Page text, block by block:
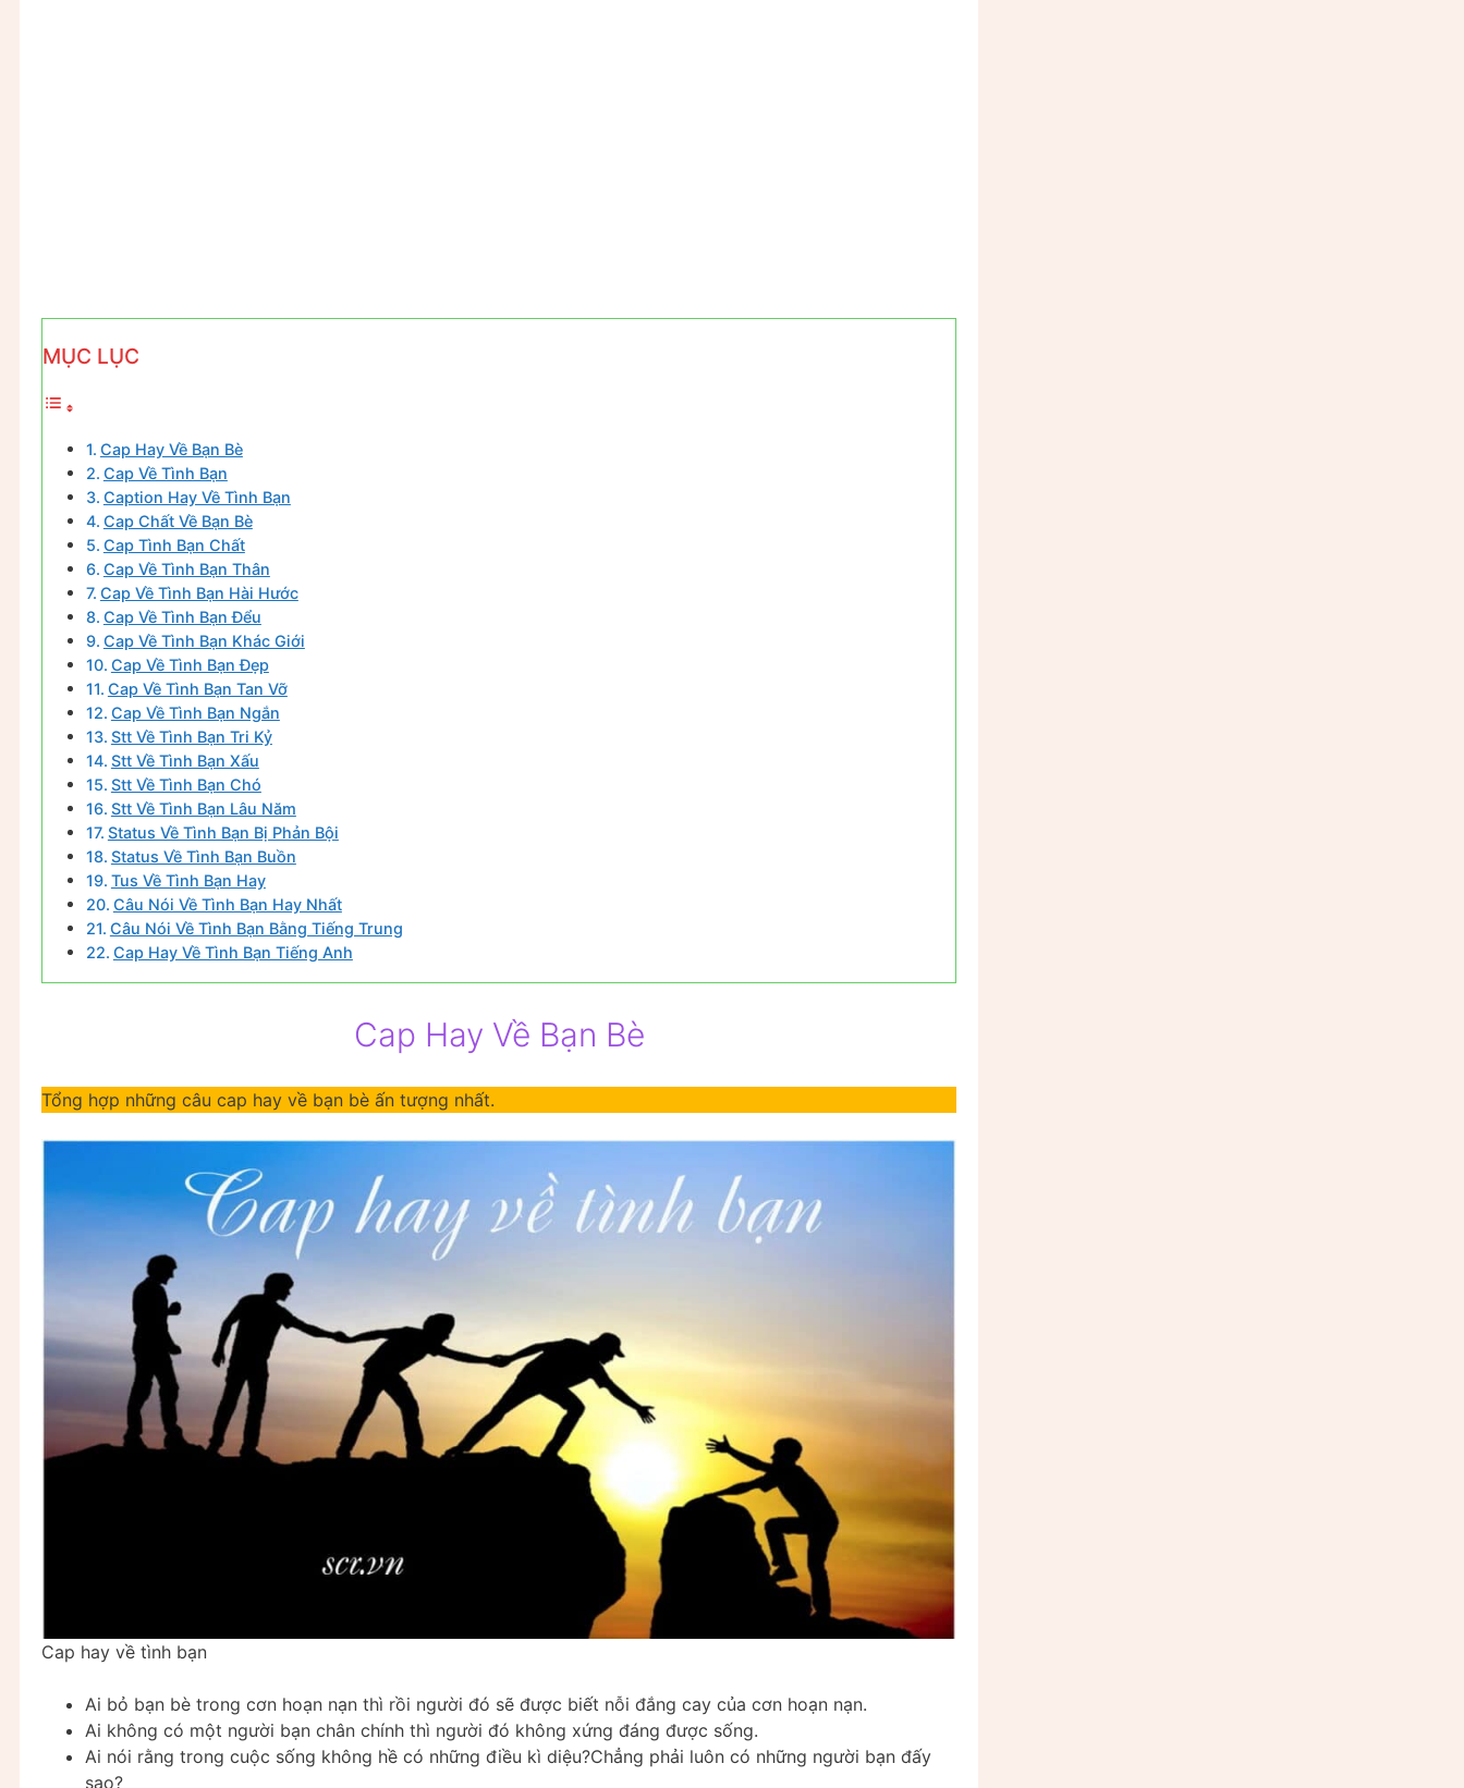
MỤC LỤC
Cap Hay Về Bạn Bè
Cap Về Tình Bạn
Caption Hay Về Tình Bạn
Cap Chất Về Bạn Bè
Cap Tình Bạn Chất
Cap Về Tình Bạn Thân
Cap Về Tình Bạn Hài Hước
Cap Về Tình Bạn Đểu
Cap Về Tình Bạn Khác Giới
Cap Về Tình Bạn Đẹp
Cap Về Tình Bạn Tan Vỡ
Cap Về Tình Bạn Ngắn
Stt Về Tình Bạn Tri Kỷ
Stt Về Tình Bạn Xấu
Stt Về Tình Bạn Chó
Stt Về Tình Bạn Lâu Năm
Status Về Tình Bạn Bị Phản Bội
Status Về Tình Bạn Buồn
Tus Về Tình Bạn Hay
Câu Nói Về Tình Bạn Hay Nhất
Câu Nói Về Tình Bạn Bằng Tiếng Trung
Cap Hay Về Tình Bạn Tiếng Anh
Cap Hay Về Bạn Bè
Tổng hợp những câu cap hay về bạn bè ấn tượng nhất.
Cap hay về tình bạn
Ai bỏ bạn bè trong cơn hoạn nạn thì rồi người đó sẽ được biết nỗi đắng cay của cơn hoạn nạn.
Ai không có một người bạn chân chính thì người đó không xứng đáng được sống.
Ai nói rằng trong cuộc sống không hề có những điều kì diệu?Chẳng phải luôn có những người bạn đấy
sao?